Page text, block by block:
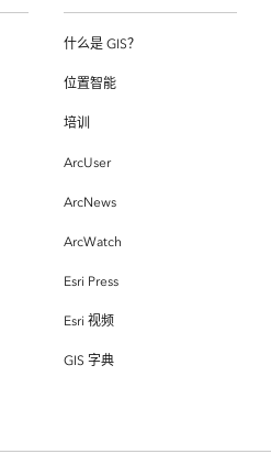
什么是 GIS？
位置智能
培训
ArcUser
ArcNews
ArcWatch
Esri Press
Esri 视频
GIS 字典